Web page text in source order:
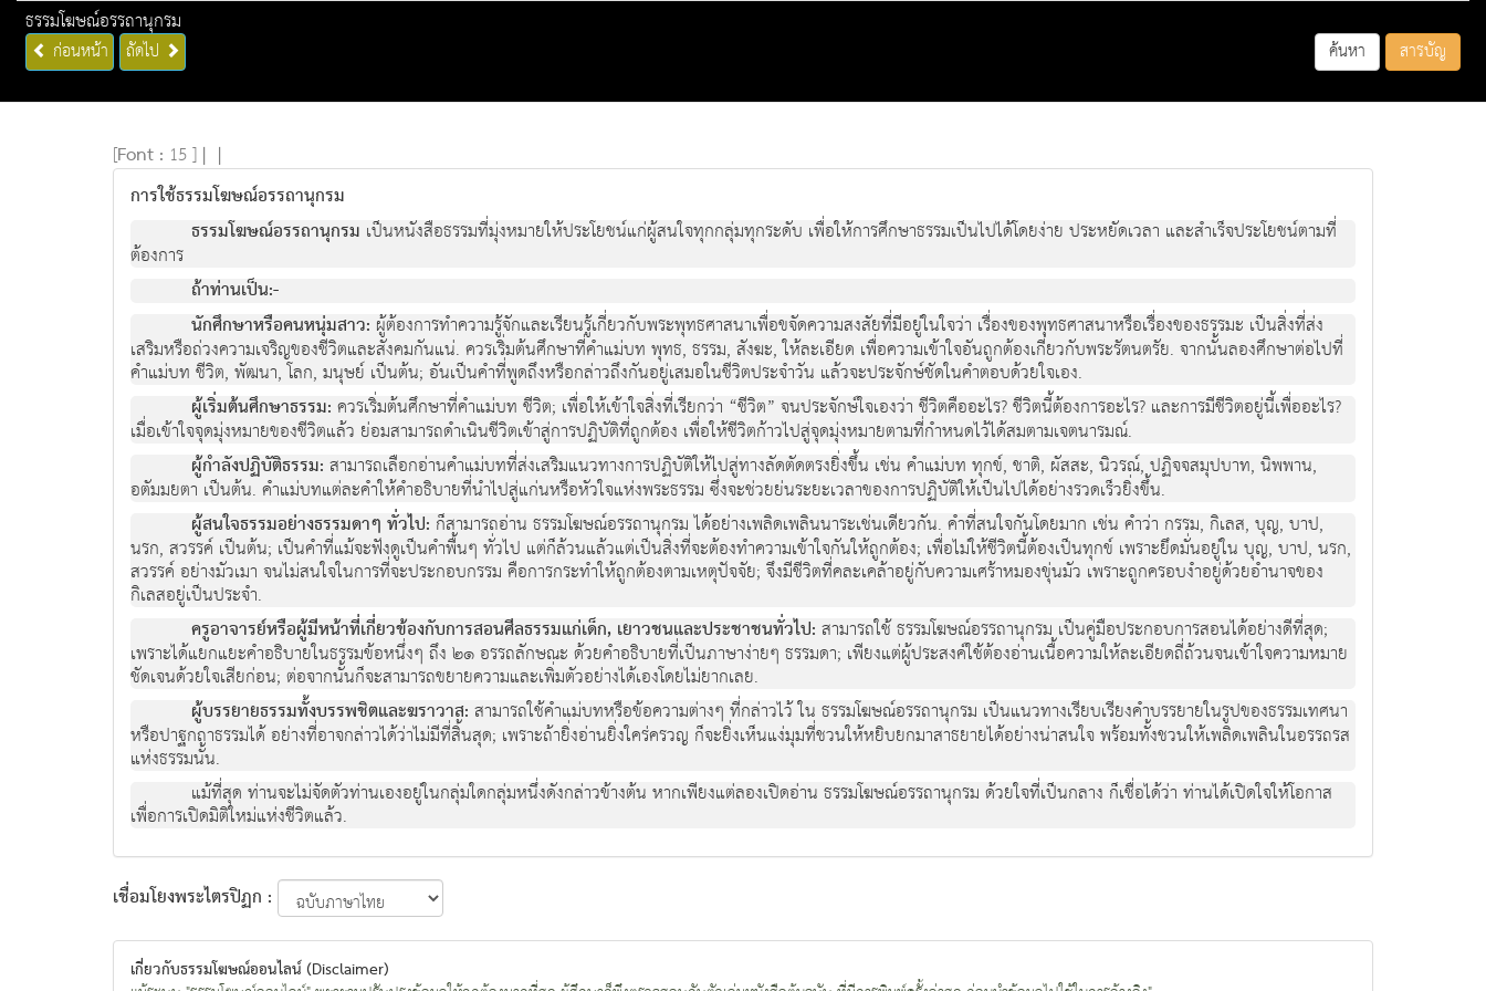
ธรรมโฆษณ์อรรถานุกรม
ก่อนหน้า ถัดไป ค้นหา สารบัญ
[Font : 15 ] | |
การใช้ธรรมโฆษณ์อรรถานุกรม
ธรรมโฆษณ์อรรถานุกรม เป็นหนังสือธรรมที่มุ่งหมายให้ประโยชน์แก่ผู้สนใจทุกกลุ่มทุกระดับ เพื่อให้การศึกษาธรรมเป็นไปได้โดยง่าย ประหยัดเวลา และสำเร็จประโยชน์ตามที่
ต้องการ
ถ้าท่านเป็น:-
นักศึกษาหรือคนหนุ่มสาว: ผู้ต้องการทำความรู้จักและเรียนรู้เกี่ยวกับพระพุทธศาสนาเพื่อขจัดความสงสัยที่มีอยู่ในใจว่า เรื่องของพุทธศาสนาหรือเรื่องของธรรมะ เป็นสิ่งที่ส่ง
เสริมหรือถ่วงความเจริญของชีวิตและสังคมกันแน่. ควรเริ่มต้นศึกษาที่คำแม่บท พุทธ, ธรรม, สังฆะ, ให้ละเอียด เพื่อความเข้าใจอันถูกต้องเกี่ยวกับพระรัตนตรัย. จากนั้นลองศึกษาต่อไปที่
คำแม่บท ชีวิต, พัฒนา, โลก, มนุษย์ เป็นต้น; อันเป็นคำที่พูดถึงหรือกล่าวถึงกันอยู่เสมอในชีวิตประจำวัน แล้วจะประจักษ์ชัดในคำตอบด้วยใจเอง.
ผู้เริ่มต้นศึกษาธรรม:ควรเริ่มต้นศึกษาที่คำแม่บท ชีวิต; เพื่อให้เข้าใจสิ่งที่เรียกว่า “ชีวิต” จนประจักษ์ใจเองว่า ชีวิตคืออะไร? ชีวิตนี้ต้องการอะไร? และการมีชีวิตอยู่นี้เพื่ออะไร?
เมื่อเข้าใจจุดมุ่งหมายของชีวิตแล้ว ย่อมสามารถดำเนินชีวิตเข้าสู่การปฏิบัติที่ถูกต้อง เพื่อให้ชีวิตก้าวไปสู่จุดมุ่งหมายตามที่กำหนดไว้ได้สมตามเจตนารมณ์.
ผู้กำลังปฏิบัติธรรม:สามารถเลือกอ่านคำแม่บทที่ส่งเสริมแนวทางการปฏิบัติให้ไปสู่ทางลัดตัดตรงยิ่งขึ้น เช่น คำแม่บท ทุกข์, ชาติ, ผัสสะ, นิวรณ์, ปฏิจจสมุปบาท, นิพพาน,
อตัมมยตา เป็นต้น. คำแม่บทแต่ละคำให้คำอธิบายที่นำไปสู่แก่นหรือหัวใจแห่งพระธรรม ซึ่งจะช่วยย่นระยะเวลาของการปฏิบัติให้เป็นไปได้อย่างรวดเร็วยิ่งขึ้น.
ผู้สนใจธรรมอย่างธรรมดาๆ ทั่วไป: ก็สามารถอ่าน ธรรมโฆษณ์อรรถานุกรม ได้อย่างเพลิดเพลินนาระเช่นเดียวกัน. คำที่สนใจกันโดยมาก เช่น คำว่า กรรม, กิเลส, บุญ, บาป,
นรก, สวรรค์ เป็นต้น; เป็นคำที่แม้จะฟังดูเป็นคำพื้นๆ ทั่วไป แต่ก็ล้วนแล้วแต่เป็นสิ่งที่จะต้องทำความเข้าใจกันให้ถูกต้อง; เพื่อไม่ให้ชีวิตนี้ต้องเป็นทุกข์ เพราะยึดมั่นอยู่ใน บุญ, บาป, นรก,
สวรรค์ อย่างมัวเมา จนไม่สนใจในการที่จะประกอบกรรม คือการกระทำให้ถูกต้องตามเหตุปัจจัย; จึงมีชีวิตที่คละเคล้าอยู่กับความเศร้าหมองขุ่นมัว เพราะถูกครอบงำอยู่ด้วยอำนาจของ
กิเลสอยู่เป็นประจำ.
ครูอาจารย์หรือผู้มีหน้าที่เกี่ยวข้องกับการสอนศีลธรรมแก่เด็ก, เยาวชนและประชาชนทั่วไป:สามารถใช้ ธรรมโฆษณ์อรรถานุกรม เป็นคู่มือประกอบการสอนได้อย่างดีที่สุด;
เพราะได้แยกแยะคำอธิบายในธรรมข้อหนึ่งๆ ถึง ๒๑ อรรถลักษณะ ด้วยคำอธิบายที่เป็นภาษาง่ายๆ ธรรมดา; เพียงแต่ผู้ประสงค์ใช้ต้องอ่านเนื้อความให้ละเอียดถี่ถ้วนจนเข้าใจความหมาย
ชัดเจนด้วยใจเสียก่อน; ต่อจากนั้นก็จะสามารถขยายความและเพิ่มตัวอย่างได้เองโดยไม่ยากเลย.
ผู้บรรยายธรรมทั้งบรรพชิตและฆราวาส:สามารถใช้คำแม่บทหรือข้อความต่างๆ ที่กล่าวไว้ ใน ธรรมโฆษณ์อรรถานุกรม เป็นแนวทางเรียบเรียงคำบรรยายในรูปของธรรมเทศนา
หรือปาฐกถาธรรมได้ อย่างที่อาจกล่าวได้ว่าไม่มีที่สิ้นสุด; เพราะถ้ายิ่งอ่านยิ่งใคร่ครวญ ก็จะยิ่งเห็นแง่มุมที่ชวนให้หยิบยกมาสาธยายได้อย่างน่าสนใจ พร้อมทั้งชวนให้เพลิดเพลินในอรรถรส
แห่งธรรมนั้น.
แม้ที่สุด ท่านจะไม่จัดตัวท่านเองอยู่ในกลุ่มใดกลุ่มหนึ่งดังกล่าวข้างต้น หากเพียงแต่ลองเปิดอ่าน ธรรมโฆษณ์อรรถานุกรม ด้วยใจที่เป็นกลาง ก็เชื่อได้ว่า ท่านได้เปิดใจให้โอกาส
เพื่อการเปิดมิติใหม่แห่งชีวิตแล้ว.
เชื่อมโยงพระไตรปิฏก :
เกี่ยวกับธรรมโฆษณ์ออนไลน์ (Disclaimer)